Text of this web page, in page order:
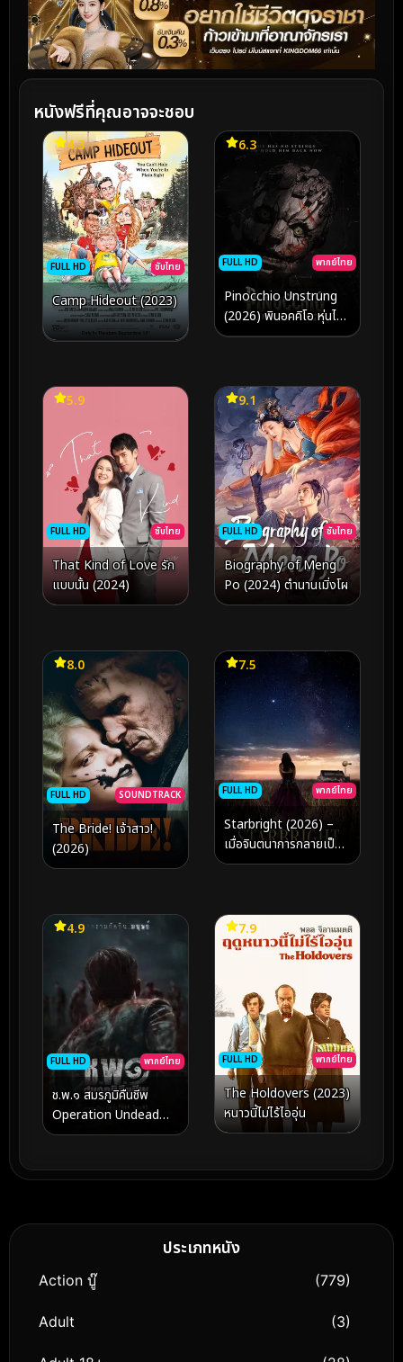
หนังฟรีที่คุณอาจจะชอบ
FULL HD ซับไทย
4.3
Camp Hideout (2023)
FULL HD พากย์ไทย
6.3
Pinocchio Unstrung
(2026) พินอคคิโอ หุ่นไม้
สายเชือด
FULL HD ซับไทย
5.9
That Kind of Love รัก
แบบนั้น (2024)
FULL HD ซับไทย
9.1
Biography of Meng
Po (2024) ตำนานเมิ่งโผ
FULL HD SOUNDTRACK
8.0
The Bride! เจ้าสาว!
(2026)
FULL HD พากย์ไทย
7.5
Starbright (2026) –
เมื่อจินตนาการกลายเป็น
แสงนำทาง ในมหากาพย์
FULL HD พากย์ไทย
4.9
ช.พ.๑ สมรภูมิคืนชีพ
Operation Undead
(2024)
FULL HD พากย์ไทย
7.9
The Holdovers (2023)
หนาวนี้ไม่ไร้ไออุ่น
ประเภทหนัง
Action บู๊ (779)
Adult (3)